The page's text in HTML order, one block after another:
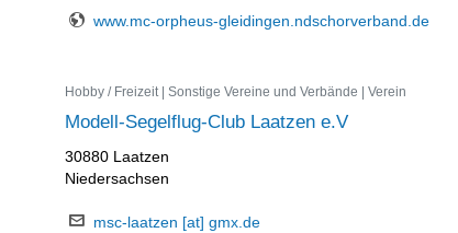
www.mc-orpheus-gleidingen.ndschorverband.de
Hobby / Freizeit | Sonstige Vereine und Verbände | Verein
Modell-Segelflug-Club Laatzen e.V
30880 Laatzen
Niedersachsen
msc-laatzen [at] gmx.de